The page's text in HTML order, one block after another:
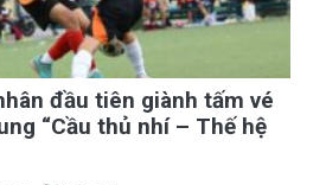
đầu tiên giành tấm vé
“Cầu thủ nhí – Thế hệ